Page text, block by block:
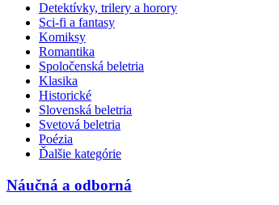
Detektívky, trilery a horory
Sci-fi a fantasy
Komiksy
Romantika
Spoločenská beletria
Klasika
Historické
Slovenská beletria
Svetová beletria
Poézia
Ďalšie kategórie
Náučná a odborná